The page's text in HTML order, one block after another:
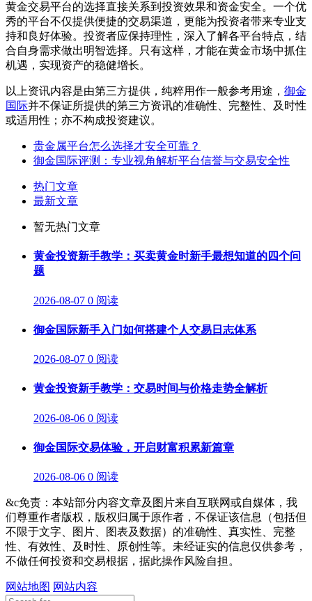
黄金交易平台的选择直接关系到投资效果和资金安全。一个优
秀的平台不仅提供便捷的交易渠道，更能为投资者带来专业支
持和良好体验。投资者应保持理性，深入了解各平台特点，结
合自身需求做出明智选择。只有这样，才能在黄金市场中抓住
机遇，实现资产的稳健增长。
以上资讯内容是由第三方提供，纯粹用作一般参考用途， 御金
国际并不保证所提供的第三方资讯的准确性、完整性、及时性
或适用性；亦不构成投资建议。
贵金属平台怎么选择才安全可靠？
御金国际评测：专业视角解析平台信誉与交易安全性
热门文章
最新文章
暂无热门文章
黄金投资新手教学：买卖黄金时新手最想知道的四个问
题
2026-08-07 0 阅读
御金国际新手入门如何搭建个人交易日志体系
2026-08-07 0 阅读
黄金投资新手教学：交易时间与价格走势全解析
2026-08-06 0 阅读
御金国际交易体验，开启财富积累新篇章
2026-08-06 0 阅读
&c免责：本站部分内容文章及图片来自互联网或自媒体，我
们尊重作者版权，版权归属于原作者，不保证该信息（包括但
不限于文字、图片、图表及数据）的准确性、真实性、完整
性、有效性、及时性、原创性等。未经证实的信息仅供参考，
不做任何投资和交易根据，据此操作风险自担。
网站地图 网站内容